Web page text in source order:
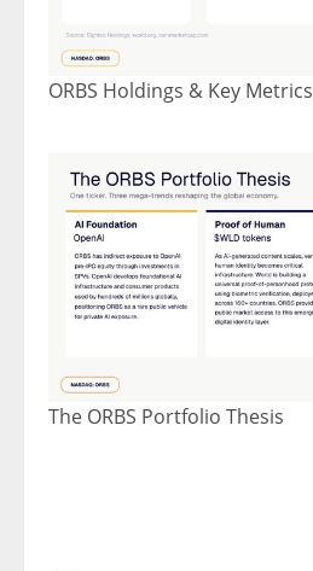
ORBS Holdings & Key Metrics
The ORBS Portfolio Thesis